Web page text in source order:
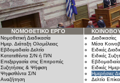
ΝΟΜΟΘΕΤΙΚΟ ΕΡΓΟ
Νομοθετική Διαδικασία
Ημερ. Διάταξη Ολομέλειας
Εβδομαδιαίο Δελτίο
Κατατεθέντα Σ/Ν ή Π/Ν
Επεξεργασία στις Επιτροπές
Συζητήσεις & Ψήφιση
Ψηφισθέντα Σ/Ν
Αναζήτηση
Διαδικασίες
Μέσα
Ειδικές
Ειδικές
Εβδομαδιαίο
Ειδικές
Ημερήσιες
Δελτίο